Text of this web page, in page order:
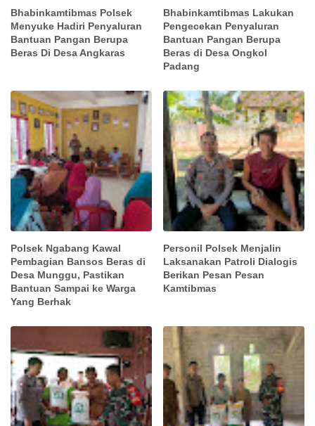
Bhabinkamtibmas Polsek
Menyuke Hadiri Penyaluran
Bantuan Pangan Berupa
Beras Di Desa Angkaras
Bhabinkamtibmas Lakukan
Pengecekan Penyaluran
Bantuan Pangan Berupa
Beras di Desa Ongkol
Padang
Polsek Ngabang Kawal
Pembagian Bansos Beras di
Desa Munggu, Pastikan
Bantuan Sampai ke Warga
Yang Berhak
Personil Polsek Menjalin
Laksanakan Patroli Dialogis
Berikan Pesan Pesan
Kamtibmas